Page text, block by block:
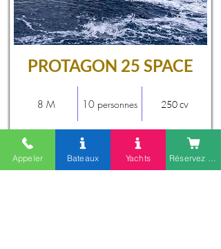
PROTAGON 25 SPACE
8 M 10 personnes 250 cv
Journée
500 € 500 € 800 €
Appeler Bateaux Yachts